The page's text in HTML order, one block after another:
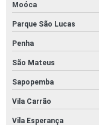
Moóca
Parque São Lucas
Penha
São Mateus
Sapopemba
Vila Carrão
Vila Esperança